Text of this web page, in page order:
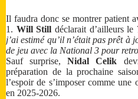
Il faudra donc se montrer patient
1. Will Still déclarait d’ailleurs le
j’ai estimé qu’il n’était pas prêt à
de jeu avec la National 3 pour
Sauf surprise,Nidal Celik
préparation de la prochaine
l’espoir de s’imposer comme
en 2025-2026.